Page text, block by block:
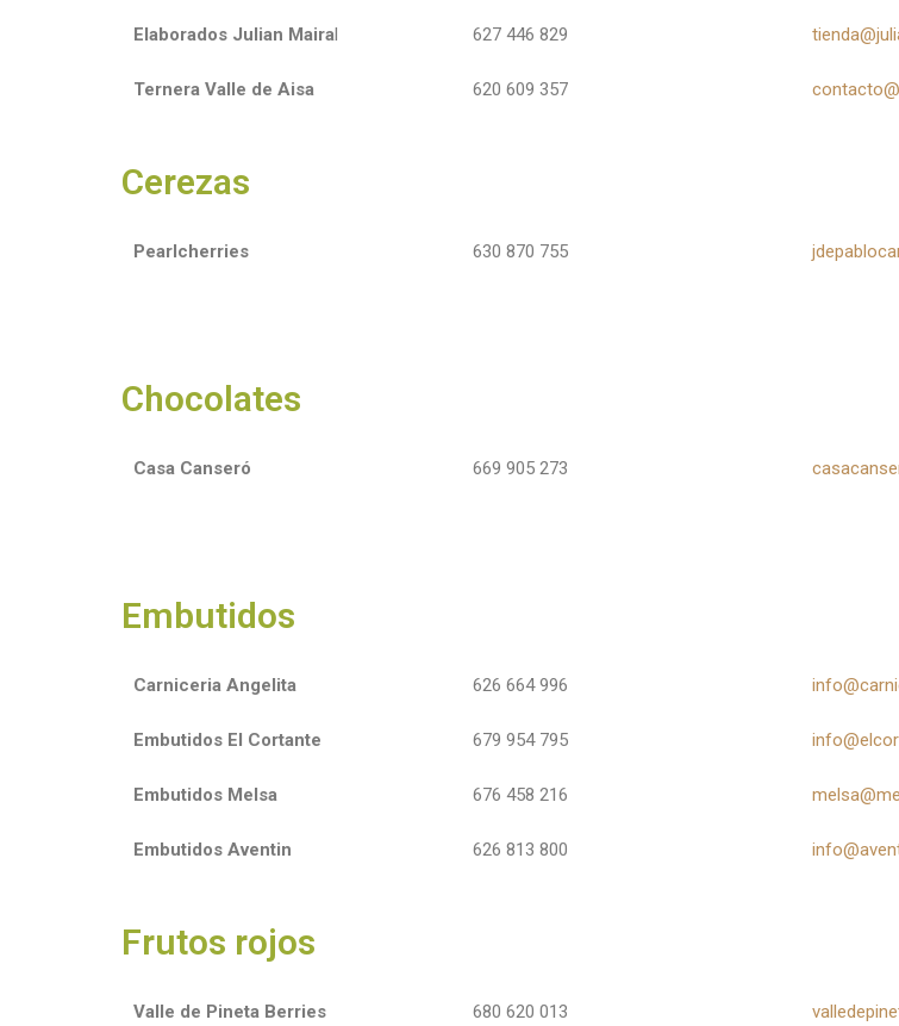
Elaborados Julian Mairal
Ternera Valle de Aisa
627 446 829
620 609 357
Cerezas
Pearlcherries 630 870 755
Chocolates
Casa Canseró 669 905 273
Embutidos
Carniceria Angelita
Embutidos El Cortante
Embutidos Melsa
Embutidos Aventin
626 664 996
679 954 795
676 458 216
626 813 800
Frutos rojos
Valle de Pineta Berries 680 620 013